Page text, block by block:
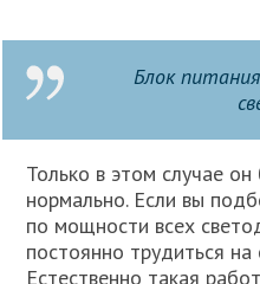
Блок
Только в этом случае
нормально. Если вы
по мощности всех
постоянно трудиться
Естественно такая